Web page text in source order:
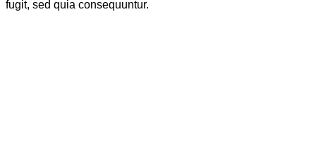
fugit, sed quia consequuntur.